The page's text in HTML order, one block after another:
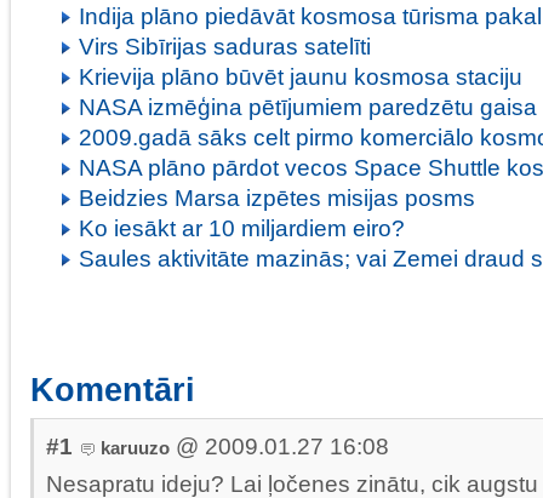
Indija plāno piedāvāt kosmosa tūrisma
Virs Sibīrijas saduras satelīti
Krievija plāno būvēt jaunu kosmosa staciju
NASA izmēģina pētījumiem paredzētu
2009.gadā sāks celt pirmo komerciālo
NASA plāno pārdot vecos Space Shuttle
Beidzies Marsa izpētes misijas posms
Ko iesākt ar 10 miljardiem eiro?
Saules aktivitāte mazinās; vai Zemei draud
Komentāri
#1 karuuzo @ 2009.01.27 16:08
Nesapratu ideju? Lai ļočenes zinātu, cik